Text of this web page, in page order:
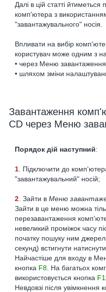
Далі в цій статті
комп'ютера з
"завантажувального" носія.
Впливати на вибір
користувач може одним з
• через Меню
• шляхом зміни
Завантаження
CD через Меню
Порядок дій наступний:
1 . Підключити до
"завантажувальний" носій;
2 . Зайти вМеню
Зайти в це меню можна
перезавантаження
невеликий проміжок часу
початку пошуку ним
секунд) встигнути
Найчастіше для входу в
кнопка F8 . На багатьох
використовується кнопка
Невдовзі після увімкнення